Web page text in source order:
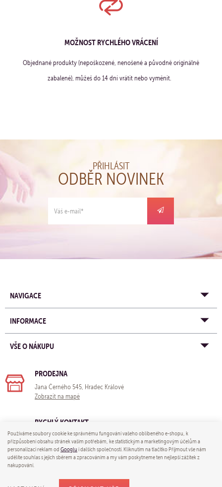
MOŽNOST RYCHLÉHO VRÁCENÍ
Objednané produkty (nepoškozené, nenošené a původně originálně
zabalené), můžeš do 14 dní vrátit nebo vyměnit.
PŘIHLÁSIT
ODBĚR NOVINEK
NAVIGACE
INFORMACE
VŠE O NÁKUPU
PRODEJNA
Jana Černého 545, Hradec Králové
Zobrazit na mapě
RYCHLÝ KONTAKT
e-mail:obchod@yogastore.cz
tel: +420 703 680 005
© 2026 Yoga store - e-mail:obchod@yogastore.cz
Používáme soubory cookie ke správnému fungování vašeho oblíbeného e-shopu, k
přizpůsobení obsahu stránek vašim potřebám, ke statistickým a marketingovým účelům a
personalizaci reklam odGooglui dalších společností. Kliknutím na tlačítko Přijmout vše nám
udělíte souhlas s jejich sběrem a zpracováním a my vám poskytneme ten nejlepší zážitek z
nakupování.